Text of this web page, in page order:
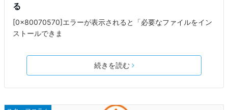
る
[0x80070570]エラーが表示されると「必要なファイルをイン
ストールできま
続きを読む